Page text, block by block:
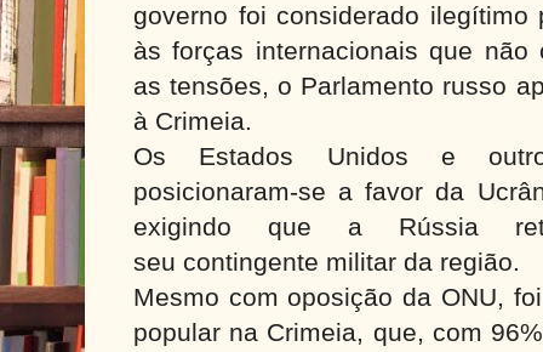
governo foi considerado ilegítimo
às forças internacionais que não
as tensões, o Parlamento russo
à Crimeia.
Os Estados Unidos e
posicionaram-se a favor da
exigindo que a Rússia
seu contingente militar da região.
Mesmo com oposição da ONU,
popular na Crimeia, que, com